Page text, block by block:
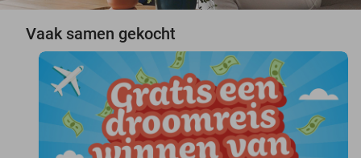
Vaak samen gekocht